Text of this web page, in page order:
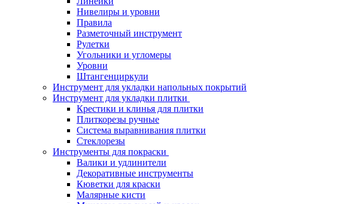
Нивелиры и уровни
Правила
Разметочный инструмент
Рулетки
Угольники и угломеры
Уровни
Штангенциркули
Инструмент для укладки напольных покрытий
Инструмент для укладки плитки
Крестики и клинья для плитки
Плиткорезы ручные
Система выравнивания плитки
Стеклорезы
Инструменты для покраски
Валики и удлинители
Декоративные инструменты
Кюветки для краски
Малярные кисти